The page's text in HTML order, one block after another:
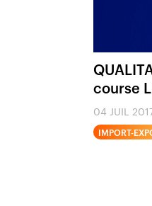
course
04 JUIL
IMPORT-